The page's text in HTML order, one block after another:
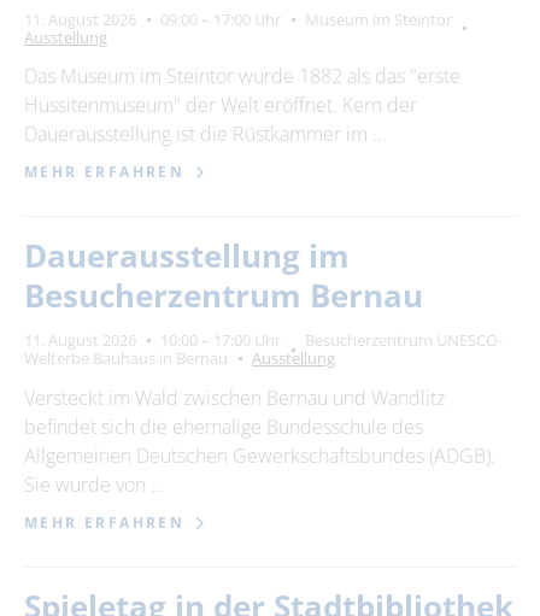
11. August 2026 09:00 – 17:00 Uhr
Museum im Steintor
Ausstellung
Das Museum im Steintor wurde 1882 als das "erste
Hussitenmuseum" der Welt eröffnet. Kern der
Dauerausstellung ist die Rüstkammer im …
MEHR ERFAHREN
Dauerausstellung im
Besucherzentrum Bernau
11. August 2026 10:00 – 17:00 Uhr
Besucherzentrum UNESCO-
Welterbe Bauhaus in Bernau
Ausstellung
Versteckt im Wald zwischen Bernau und Wandlitz
befindet sich die ehemalige Bundesschule des
Allgemeinen Deutschen Gewerkschaftsbundes (ADGB).
Sie wurde von …
MEHR ERFAHREN
Spieletag in der Stadtbibliothek